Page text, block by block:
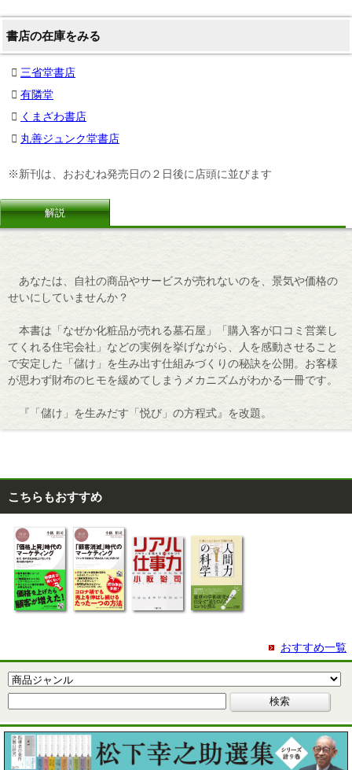
書店の在庫をみる
三省堂書店
有隣堂
くまざわ書店
丸善ジュンク堂書店
※新刊は、おおむね発売日の２日後に店頭に並びます
解説
あなたは、自社の商品やサービスが売れないのを、景気や価格の
せいにしていませんか？
本書は「なぜか化粧品が売れる墓石屋」「購入客が口コミ営業し
てくれる住宅会社」などの実例を挙げながら、人を感動させること
で安定した「儲け」を生み出す仕組みづくりの秘訣を公開。お客様
が思わず財布のヒモを緩めてしまうメカニズムがわかる一冊です。
『「儲け」を生みだす「悦び」の方程式』を改題。
こちらもおすすめ
おすすめ一覧